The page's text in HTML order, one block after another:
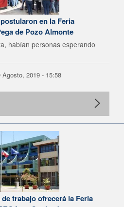
en la Feria
de Pozo Almonte
habían personas esperando
2019 - 15:58
trabajo ofrecerá la Feria